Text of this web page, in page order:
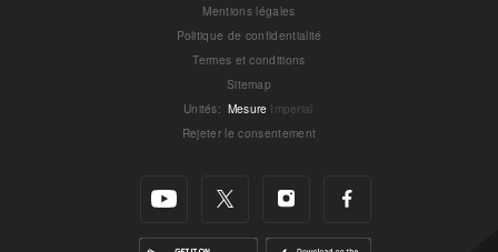
Mentions légales
Politique de confidentialité
Termes et conditions
Sitemap
Unités: Mesure Imperial
Rejeter le consentement